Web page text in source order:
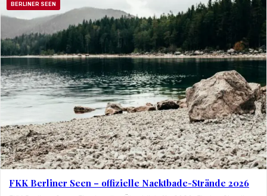
BERLINER SEEN
FKK Berliner Seen – offizielle Nacktbade-Strände 2026